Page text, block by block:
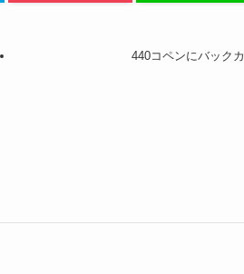
440コペンにバック